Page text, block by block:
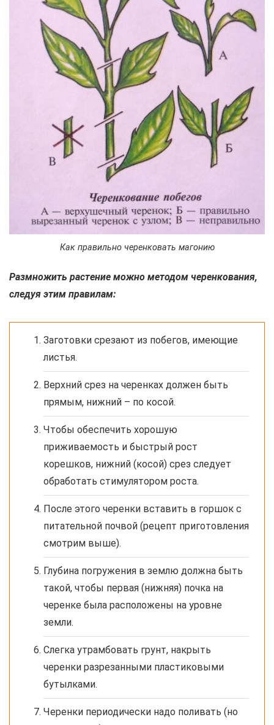
Как правильно черенковать магонию
Размножить растение можно методом черенкования,
следуя этим правилам:
Заготовки срезают из побегов, имеющие
листья.
Верхний срез на черенках должен быть
прямым, нижний – по косой.
Чтобы обеспечить хорошую
приживаемость и быстрый рост
корешков, нижний (косой) срез следует
обработать стимулятором роста.
После этого черенки вставить в горшок с
питательной почвой (рецепт приготовления
смотрим выше).
Глубина погружения в землю должна быть
такой, чтобы первая (нижняя) почка на
черенке была расположены на уровне
земли.
Слегка утрамбовать грунт, накрыть
черенки разрезанными пластиковыми
бутылками.
Черенки периодически надо поливать (но